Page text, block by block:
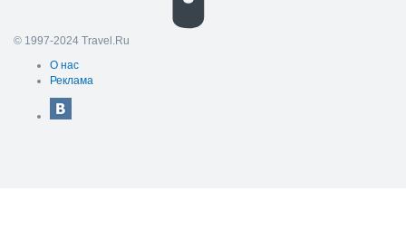
© 1997-2024 Travel.Ru
О нас
Реклама